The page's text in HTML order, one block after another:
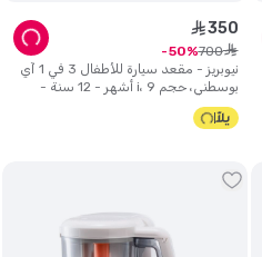
نيوبريز - مقعد سيارة للأطفال 3 في 1 آي
بوسطني، حجم i، 9 أشهر - 12 سنة -
أسود
ê350
ê
700
50